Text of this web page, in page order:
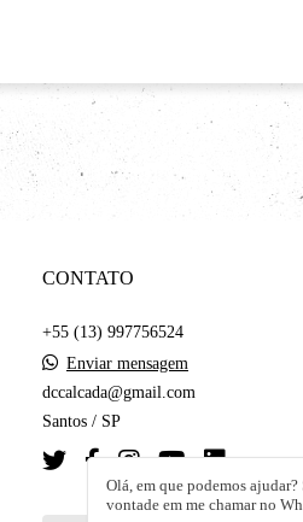
CONTATO
+55 (13) 997756524
Enviar mensagem
dccalcada@gmail.com
Santos / SP
Olá, em que podemos ajudar?
vontade em me chamar no